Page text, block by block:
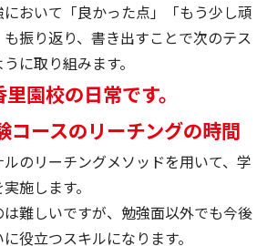
おいて「良かった点」「もう少し頑
振り返り、書き出すことで次のテス
に取り組みます。
園校の日常です。
コースのリーチングの時間
のリーチングメソッドを用いて、学
施します。
難しいですが、勉強面以外でも今後
役立つスキルになります。